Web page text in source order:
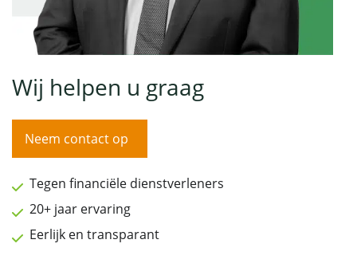
Wij helpen u graag
Neem contact op
Tegen financiële dienstverleners
20+ jaar ervaring
Eerlijk en transparant